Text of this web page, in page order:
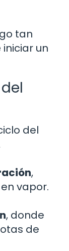
tan
un
del
,
vapor.
, donde
de